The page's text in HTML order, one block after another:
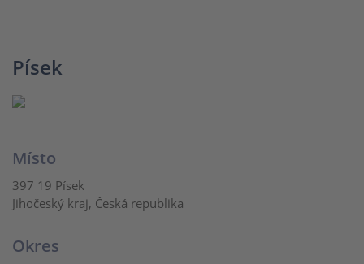
Písek
Místo
397 19 Písek
Jihočeský kraj, Česká republika
Okres